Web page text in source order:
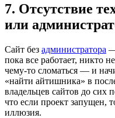
7. Отсутствие
или
Сайт без администратора —
пока все работает, никто
чему-то сломаться — и
«найти айтишника» в
владельцев сайтов до сих
что если проект запущен,
иллюзия.